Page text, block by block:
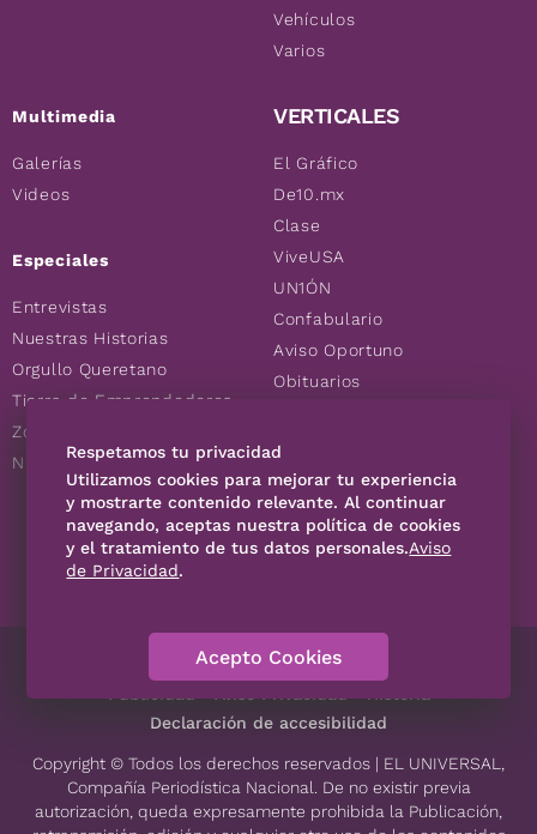
Multimedia
Galerías
Videos
Especiales
Entrevistas
Nuestras Historias
Orgullo Queretano
Tierra de Emprendedores
Zoociales
Nuevos Queretanos
Vehículos
Varios
VERTICALES
El Gráfico
De10.mx
Clase
ViveUSA
UN1ÓN
Confabulario
Aviso Oportuno
Obituarios
Consultas
SÍGUENOS
Contáctanos Código de Ética
Publicidad
Aviso Privacidad
Historia
Declaración de accesibilidad
Copyright © Todos los derechos reservados | EL UNIVERSAL,
Compañía Periodística Nacional. De no existir previa
autorización, queda expresamente prohibida la Publicación,
Respetamos tu privacidad
Utilizamos cookies para mejorar tu experiencia
y mostrarte contenido relevante. Al continuar
navegando, aceptas nuestra política de cookies
y el tratamiento de tus datos personales.Aviso
de Privacidad.
Acepto Cookies